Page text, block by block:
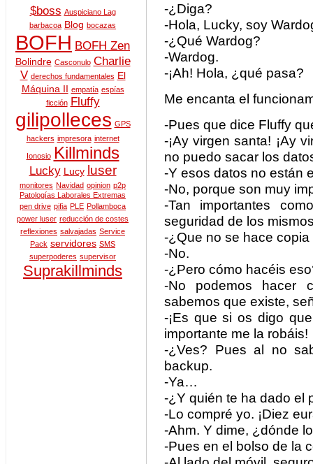
$boss Auspiciano Lag
barbacoa Blog bocazas
BOFH BOFH Zen
Bolindre Casconulo Charlie
V derechos fundamentales El
Máquina II empatía espías
ficción
Fluffy
gilipolleces GPS
hackers impresora internet
Ionosio Killminds
Lucky Lucy luser
monitores Navidad opinion p2p
Patologías Laborales Extremas
pen drive pifia PLE Pollamboca
power luser reducción de costes
reflexiones salvajadas Service
Pack servidores SMS
superpoderes supervisor
Suprakillminds
-¿Diga?
-Hola, Lucky, soy
-¿Qué Wardog?
-Wardog.
-¡Ah! Hola, ¿qué pasa?
Me encanta el
-Pues que dice Fluffy
-¡Ay virgen santa! ¡Ay
no puedo sacar los
-Y esos datos no están
-No, porque son muy
-Tan importantes
seguridad de los
-¿Que no se hace
-No.
-¿Pero cómo hacéis
-No podemos hacer
sabemos que existe,
-¡Es que si os digo
importante me la robáis!
-¿Ves? Pues al no
backup.
-Ya…
-¿Y quién te ha dado el
-Lo compré yo. ¡Diez
-Ahm. Y dime, ¿dónde
-Pues en el bolso de la